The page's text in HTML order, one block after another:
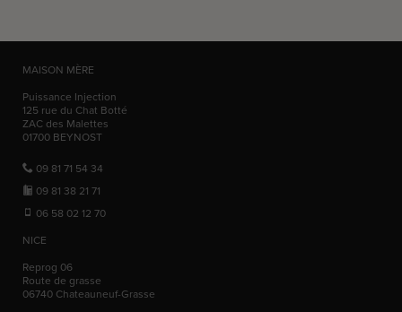
MAISON MÈRE
Puissance Injection
125 rue du Chat Botté
ZAC des Malettes
01700 BEYNOST
09 81 71 54 34
09 81 38 21 71
06 58 02 12 70
NICE
Reprog 06
Route de grasse
06740 Chateauneuf-Grasse